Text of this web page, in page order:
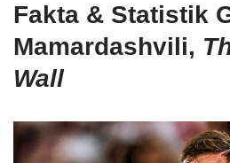
Fakta & Statistik
Mamardashvili,
Wall